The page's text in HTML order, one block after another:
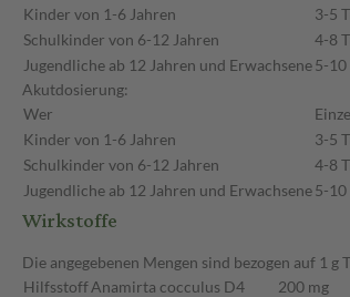
Kinder von 1-6 Jahren
3-5
Schulkinder von 6-12 Jahren
4-8
Jugendliche ab 12 Jahren und Erwachsene5-10
Akutdosierung:
Wer
Kinder von 1-6 Jahren
3-5
Schulkinder von 6-12 Jahren
4-8
Jugendliche ab 12 Jahren und Erwachsene5-10
Wirkstoffe
Die angegebenen Mengen sind bezogen auf 1
HilfsstoffAnamirta cocculus D4
200 mg